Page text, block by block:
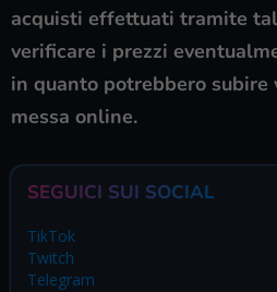
acquisti effettuati tramite
verificare i prezzi
in quanto potrebbero subire
messa online.
SEGUICI SUI SOCIAL
TikTok
Twitch
Telegram